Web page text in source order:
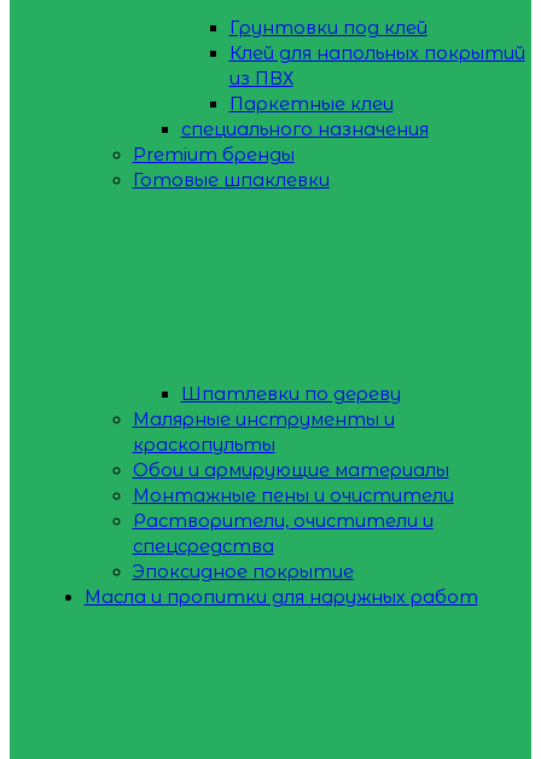
Грунтовки под клей
Клей для напольных покрытий
из ПВХ
Паркетные клеи
специального назначения
Premium бренды
Готовые шпаклевки
Шпатлевки по дереву
Малярные инструменты и
краскопульты
Обои и армирующие материалы
Монтажные пены и очистители
Растворители, очистители и
спецсредства
Эпоксидное покрытие
Масла и пропитки для наружных работ